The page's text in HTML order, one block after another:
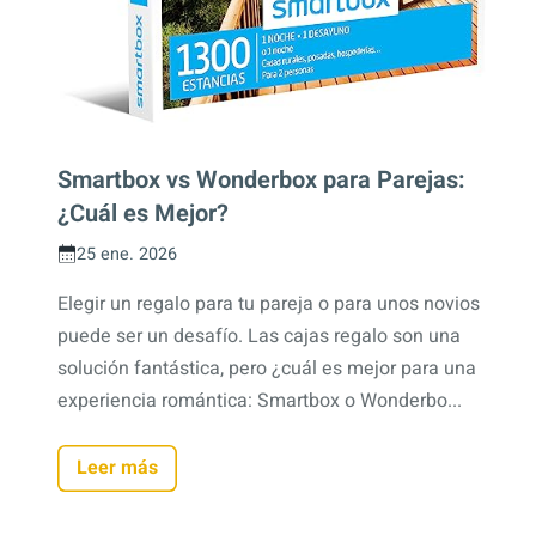
Smartbox vs Wonderbox para Parejas:
¿Cuál es Mejor?
25 ene. 2026
Elegir un regalo para tu pareja o para unos novios
puede ser un desafío. Las cajas regalo son una
solución fantástica, pero ¿cuál es mejor para una
experiencia romántica: Smartbox o Wonderbo...
Leer más